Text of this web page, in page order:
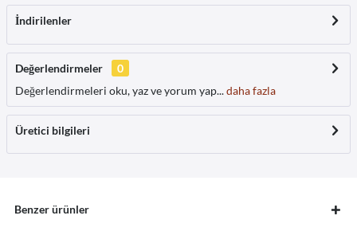
İndirilenler
Değerlendirmeler
0
Değerlendirmeleri oku, yaz ve yorum yap...daha fazla
Üretici bilgileri
Benzer ürünler